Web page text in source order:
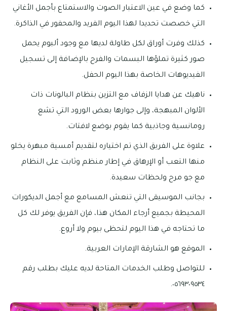
كما وضع في عين الاعتبار الصوت والاستمتاع بأجمل الأغاني
التي خصصت تحديدا لهذا اليوم الفريد والمحفور في الذاكرة.
كذلك وفرت أوراق لكل طاولة لديها مع وجود ألبوم يحمل
صور كثيرة تملؤها البسمات والفرح بالإضافة إلى تسجيل
الفيديوهات الخاصة بهذا اليوم الحفل.
ناهيك عن هدايا الزفاف مع التزين بنظام البالونات ذات
الألوان المبهجة، وإلى جوارها بعض الورود التي تشع
رومانسية وجاذبية كما يقوم بوضع لافتات.
علاوة على الفريق الذي تم اختياره لتقديم أمسية مبهرة يخلو
منها التعب أو الإرهاق في إطار منظم وثابت على النظام
مع جو مرح ولحظات سعيدة.
بجانب الموسيقى التي تنعش المسامع مع أجمل الديكورات
المحيطة بجميع أرجاء المكان هذا، فإن الفريق يوفر لك كل
ما تحتاجه في هذا اليوم لتحظى بيوم ولا أروع.
الموقع هو الشارقة الإمارات العربية.
للتواصل وطلب الخدمات المتاحة لديه عليك بطلب رقم
٠٥٦٩٣٠٩٥٣٤.